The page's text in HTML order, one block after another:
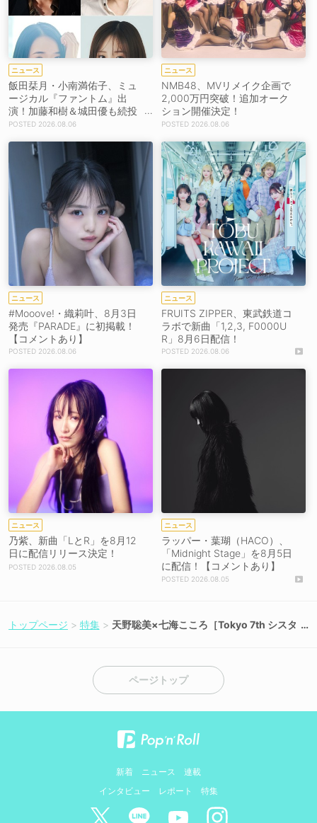
ニュース
飯田栞月・小南満佑子、ミュ
ージカル『ファントム』出
演！加藤和樹＆城田優も続投
【コメントあり】
2026.08.06
ニュース
NMB48、MVリメイク企画で
2,000万円突破！追加オーク
ション開催決定！
2026.08.06
ニュース
#Mooove!・織莉叶、8月3日
発売『PARADE』に初掲載！
【コメントあり】
2026.08.06
ニュース
FRUITS ZIPPER、東武鉄道コ
ラボで新曲「1,2,3, F0000U
R」8月6日配信！
2026.08.06
ニュース
乃紫、新曲「LとR」を8月12
日に配信リリース決定！
2026.08.05
ニュース
ラッパー・葉瑚（HACO）、
「Midnight Stage」を8月5日
に配信！【コメントあり】
2026.08.05
トップページ 特集
天野聡美×七海こころ［Tokyo 7th シスタ
s.もカッコいいパフォーマンスを楽しみに
しています！」
ページトップ
新着 ニュース
連載
インタビュー
レポート 特集